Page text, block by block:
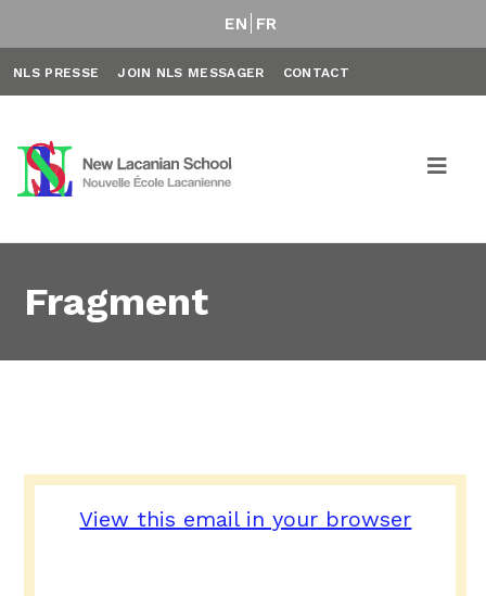
EN FR
NLS PRESSE JOIN NLS MESSAGER CONTACT
Fragment
View this email in your browser